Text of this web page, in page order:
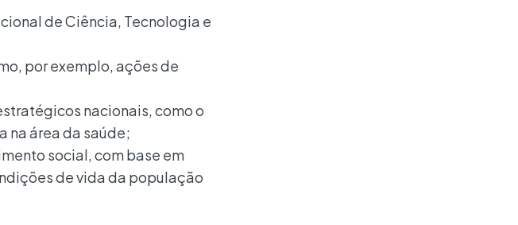
de Ciência, Tecnologia e
por exemplo, ações de
nacionais, como o
na área da saúde;
social, com base em
de vida da população